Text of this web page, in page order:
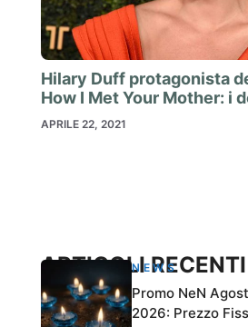
Hilary Duff protagonista
How I Met Your Mother: i
APRILE 22, 2021
ARTICOLI RECENTI
NEWS
Promo NeN
2026: Prezzo